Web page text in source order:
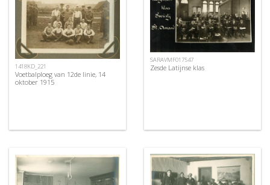
1418KD_221
Voetbalploeg van 12de linie, 14
oktober 1915
SARAVMF017547
Zesde Latijnse klas